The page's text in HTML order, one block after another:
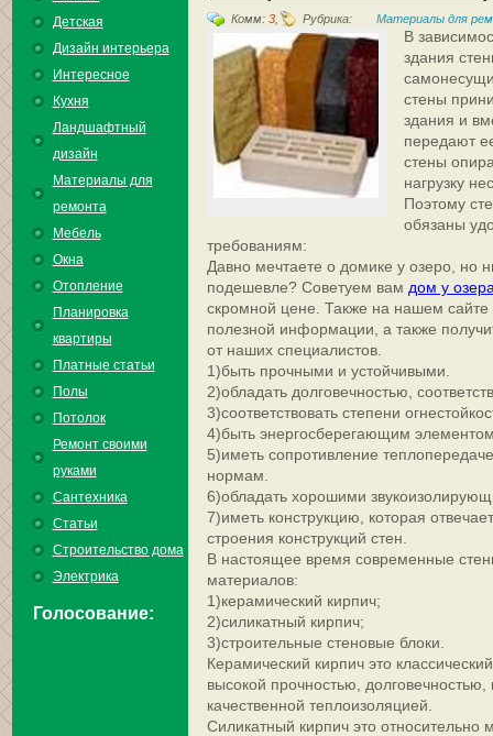
Детская
Дизайн интерьера
Интересное
Кухня
Ландшафтный
дизайн
Материалы для
ремонта
Мебель
Окна
Отопление
Планировка
квартиры
Платные статьи
Полы
Потолок
Ремонт своими
руками
Сантехника
Статьи
Строительство дома
Электрика
Голосование:
Комм: 3, Рубрика: Материалы для
В
здания
стены
здания и
передают
стены
нагрузку
Поэтому
обязаны
требованиям:
Давно мечтаете о домике у озеро, но
подешевле? Советуем вам дом у
скромной цене. Также на нашем сайте
полезной информации, а также
от наших специалистов.
1)быть прочными и устойчивыми.
2)обладать долговечностью,
3)соответствовать степени
4)быть энергосберегающим
5)иметь сопротивление
нормам.
6)обладать хорошими
7)иметь конструкцию, которая
строения конструкций стен.
В настоящее время современные
материалов:
1)керамический кирпич;
2)силикатный кирпич;
3)строительные стеновые блоки.
Керамический кирпич это
высокой прочностью, долговечностью,
качественной теплоизоляцией.
Силикатный кирпич это относительно